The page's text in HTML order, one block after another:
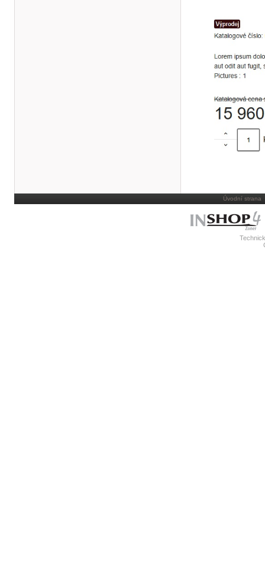
Úvodní strana